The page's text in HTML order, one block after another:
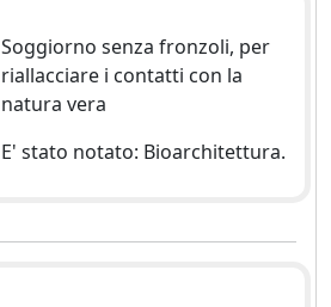
Soggiorno senza fronzoli, per
riallacciare i contatti con la
natura vera
E' stato notato: Bioarchitettura.